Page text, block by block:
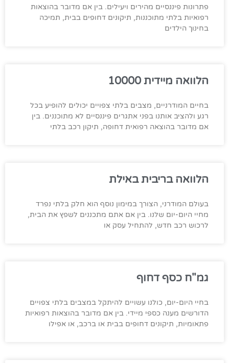
פתרונות פיננסיים מהירים ויעילים. בין אם מדובר בהוצאות
רפואיות בלתי מתוכננות, תיקונים דחופים בבית, תמיכה
בחינוך הילדים
הלוואה מיידית 10000
בחיים המודרניים, מצבים בלתי צפויים יכולים להופיע בכל
רגע ולהציב אותנו בפני אתגרים פיננסיים לא מתוכננים. בין
אם מדובר בהוצאה רפואית דחופה, תיקון רכב בלתי
הלוואה בריבית באילת
בעולם המודרני, הצורך במימון נוסף הוא חלק בלתי נפרד
מחיי היום-יום שלנו. בין אם אתם מתכננים לשפץ את הבית,
לרכוש רכב חדש, להתחיל עסק או
גמ"ח כסף דחוף
בחיי היום-יום, כולנו עשויים להיתקל במצבים בלתי צפויים
הדורשים מענה כספי מיידי. בין אם מדובר בהוצאות רפואיות
פתאומיות, תיקונים דחופים בבית או ברכב, או אפילו